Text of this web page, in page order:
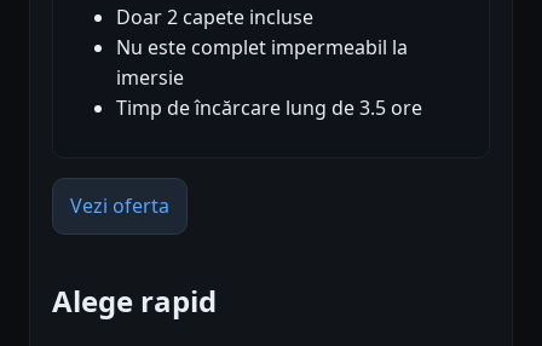
Doar 2 capete incluse
Nu este complet impermeabil la
imersie
Timp de încărcare lung de 3.5 ore
Vezi oferta
Alege rapid